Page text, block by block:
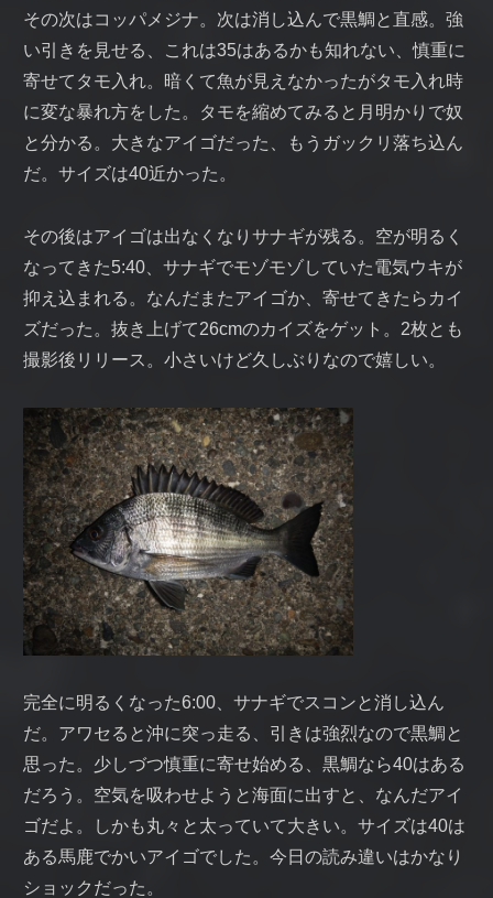
その次はコッパメジナ。次は消し込んで黒鯛と直感。強
い引きを見せる、これは35はあるかも知れない、慎重に
寄せてタモ入れ。暗くて魚が見えなかったがタモ入れ時
に変な暴れ方をした。タモを縮めてみると月明かりで奴
と分かる。大きなアイゴだった、もうガックリ落ち込ん
だ。サイズは40近かった。
その後はアイゴは出なくなりサナギが残る。空が明るく
なってきた5:40、サナギでモゾモゾしていた電気ウキが
抑え込まれる。なんだまたアイゴか、寄せてきたらカイ
ズだった。抜き上げて26cmのカイズをゲット。2枚とも
撮影後リリース。小さいけど久しぶりなので嬉しい。
完全に明るくなった6:00、サナギでスコンと消し込ん
だ。アワセると沖に突っ走る、引きは強烈なので黒鯛と
思った。少しづつ慎重に寄せ始める、黒鯛なら40はある
だろう。空気を吸わせようと海面に出すと、なんだアイ
ゴだよ。しかも丸々と太っていて大きい。サイズは40は
ある馬鹿でかいアイゴでした。今日の読み違いはかなり
ショックだった。